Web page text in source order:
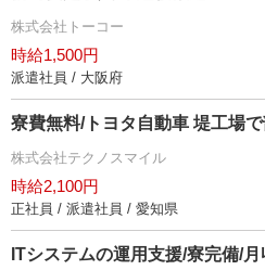
株式会社トーコー
時給1,500円
派遣社員 / 大阪府
寮費無料/トヨタ自動車 堤工場
株式会社テクノスマイル
時給2,100円
正社員 / 派遣社員 / 愛知県
ITシステムの運用支援/寮完備/